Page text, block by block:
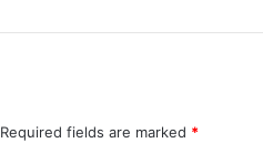
Required fields are marked *